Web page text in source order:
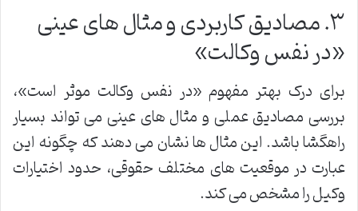
۳. مصادیق کاربردی و مثال های عینی
«در نفس وکالت»
برای درک بهتر مفهوم «در نفس وکالت موثر است»،
بررسی مصادیق عملی و مثال های عینی می تواند بسیار
راهگشا باشد. این مثال ها نشان می دهند که چگونه این
عبارت در موقعیت های مختلف حقوقی، حدود اختیارات
وکیل را مشخص می کند.